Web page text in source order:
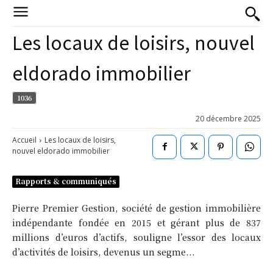
Les locaux de loisirs, nouvel
eldorado immobilier
1036
20 décembre 2025
Accueil
Les locaux de loisirs,
nouvel eldorado immobilier
Rapports & communiqués
Pierre Premier Gestion, société de gestion immobilière
indépendante fondée en 2015 et gérant plus de 837
millions d’euros d’actifs, souligne l’essor des locaux
d’activités de loisirs, devenus un segme...